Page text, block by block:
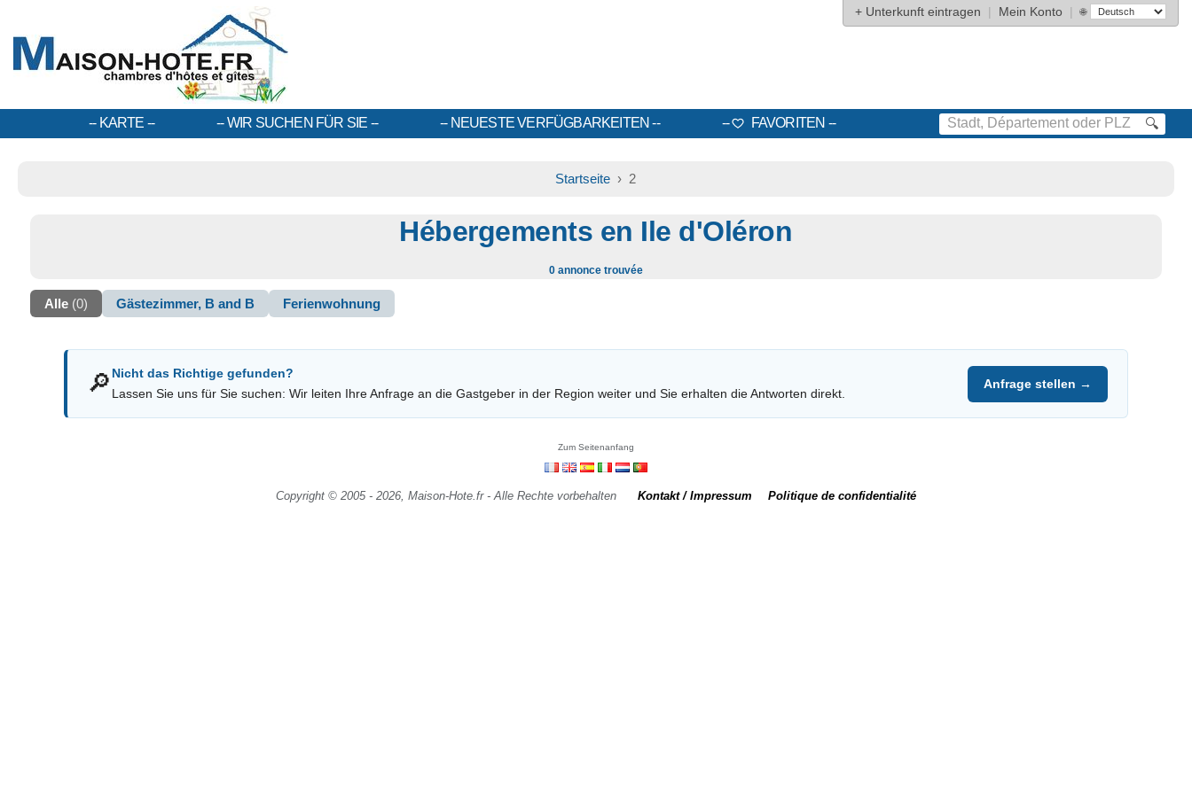
+ Unterkunft eintragen | Mein Konto | 🌐
KARTE WIR SUCHEN FÜR SIE NEUESTE VERFÜGBARKEITEN FAVORITEN 🔍
Startseite › 2
Hébergements en Ile d'Oléron
0 annonce trouvée
Alle (0) Gästezimmer, B and B Ferienwohnung
🔎 Nicht das Richtige gefunden?
Lassen Sie uns für Sie suchen: Wir leiten Ihre Anfrage an die Gastgeber in der Region weiter und Sie erhalten die Antworten direkt.
Anfrage stellen →
Zum Seitenanfang
Copyright © 2005 - 2026, Maison-Hote.fr - Alle Rechte vorbehalten Kontakt / Impressum Politique de confidentialité